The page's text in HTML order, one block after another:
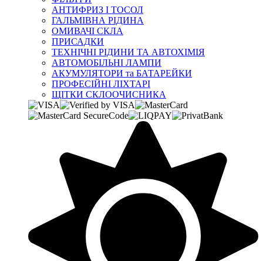
АНТИФРИЗ І ТОСОЛ
ГАЛЬМІВНА РІДИНА
ОМИВАЧІ СКЛА
ПРИСАДКИ
ТЕХНІЧНІ РІДИНИ ТА АВТОХІМІЯ
АВТОМОБІЛЬНІ ЛАМПИ
АКУМУЛЯТОРИ та БАТАРЕЙКИ
ПРОФЕСІЙНІ ЛІХТАРІ
ЩІТКИ СКЛООЧИСНИКА